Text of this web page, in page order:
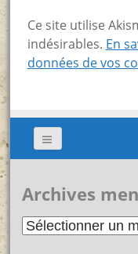
Ce site utilise
indésirables. En
données de vos
Archives
Archives